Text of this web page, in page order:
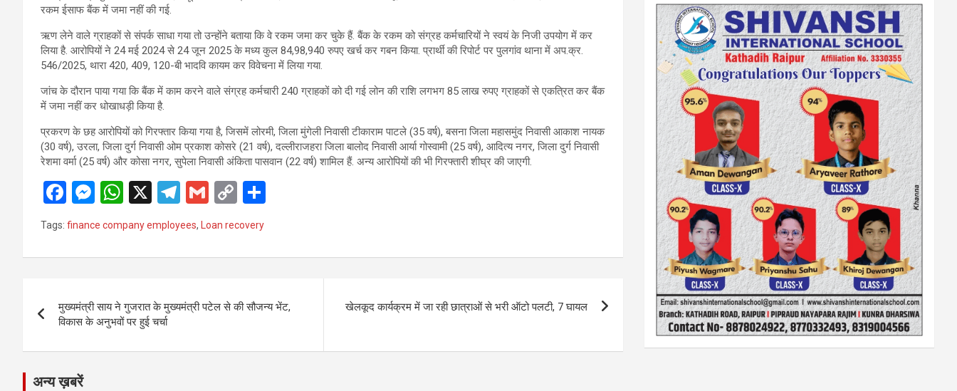
रकम ईसाफ बैंक में जमा नहीं की गई.
ऋण लेने वाले ग्राहकों से संपर्क साधा गया तो उन्होंने बताया कि वे रकम जमा कर चुके हैं. बैंक के रकम को संग्रह कर्मचारियों ने स्वयं के निजी उपयोग में कर
लिया है. आरोपियों ने 24 मई 2024 से 24 जून 2025 के मध्य कुल 84,98,940 रुपए खर्च कर गबन किया. प्रार्थी की रिपोर्ट पर पुलगांव थाना में अप.क्र.
546/2025, थारा 420, 409, 120-बी भादवि कायम कर विवेचना में लिया गया.
जांच के दौरान पाया गया कि बैंक में काम करने वाले संग्रह कर्मचारी 240 ग्राहकों को दी गई लोन की राशि लगभग 85 लाख रुपए ग्राहकों से एकत्रित कर बैंक
में जमा नहीं कर धोखाधड़ी किया है.
प्रकरण के छह आरोपियों को गिरफ्तार किया गया है, जिसमें लोरमी, जिला मुंगेली निवासी टीकाराम पाटले (35 वर्ष), बसना जिला महासमुंद निवासी आकाश नायक
(30 वर्ष), उरला, जिला दुर्ग निवासी ओम प्रकाश कोसरे (21 वर्ष), दल्लीराजहरा जिला बालोद निवासी आर्या गोस्वामी (25 वर्ष), आदित्य नगर, जिला दुर्ग निवासी
रेशमा वर्मा (25 वर्ष) और कोसा नगर, सुपेला निवासी अंकिता पासवान (22 वर्ष) शामिल हैं. अन्य आरोपियों की भी गिरफ्तारी शीघ्र की जाएगी.
F
a
ce
b
o
k
M
se
n
er
W
at
s
p
p
X
T
e
gr
m
G
ail
C
py
Li
k
e
Tags: finance company employees, Loan recovery
navigation
मुख्यमंत्री साय ने गुजरात के मुख्यमंत्री पटेल से की सौजन्य भेंट,
विकास के अनुभवों पर हुई चर्चा
खेलकूद कार्यक्रम में जा रही छात्राओं से भरी ऑटो पलटी, 7 घायल
अन्य ख़बरें